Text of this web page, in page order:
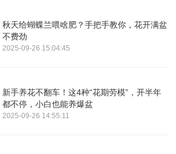
秋天给蝴蝶兰喂啥肥？手把手教你，花开满盆
不费劲
2025-09-26 15:04:45
新手养花不翻车！这4种“花期劳模”，开半年
都不停，小白也能养爆盆
2025-09-26 14:55:11